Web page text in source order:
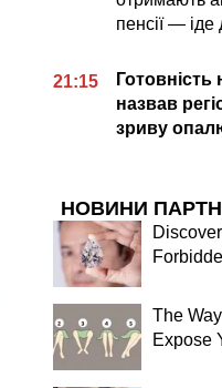
пенсії —
21:15
назвав
зриву
НОВИНИ
The
Expose